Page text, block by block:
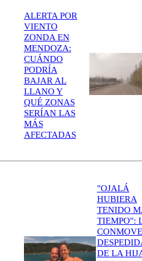
ALERTA POR
VIENTO
ZONDA EN
MENDOZA:
CUÁNDO
PODRÍA
BAJAR AL
LLANO Y
QUÉ ZONAS
SERÍAN LAS
MÁS
AFECTADAS
"OJALÁ
HUBIERA
TENIDO
TIEMPO":
DE LA